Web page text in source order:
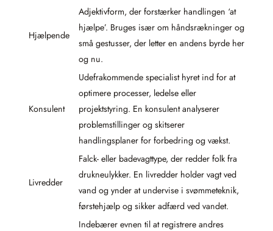
Hjælpende
Adjektivform, der forstærker handlingen ‘at
hjælpe’. Bruges især om håndsrækninger og
små gestusser, der letter en andens byrde her
og nu.
Konsulent
Udefrakommende specialist hyret ind for at
optimere processer, ledelse eller
projektstyring. En konsulent analyserer
problemstillinger og skitserer
handlingsplaner for forbedring og vækst.
Livredder
Falck- eller badevagttype, der redder folk fra
drukneulykker. En livredder holder vagt ved
vand og ynder at undervise i svømmeteknik,
førstehjælp og sikker adfærd ved vandet.
Indebærer evnen til at registrere andres